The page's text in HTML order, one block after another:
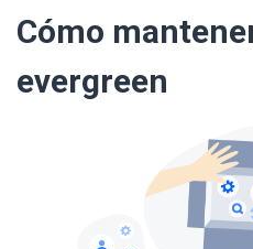
Cómo
evergreen